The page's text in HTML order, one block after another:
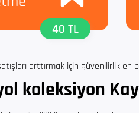
40 TL
arttırmak için güvenilirlik en
koleksiyon